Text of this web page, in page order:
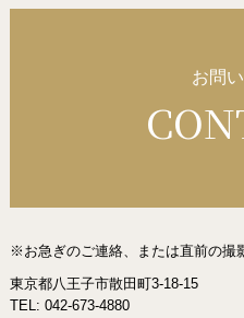
お問
※お急ぎのご連絡、または直前の撮
東京都八王子市散田町3-18-15
TEL: 042-673-4880